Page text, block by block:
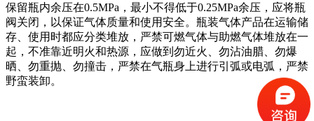
保留瓶内余压在0.5MPa，最小不得低于0.25MPa余压，应将瓶
阀关闭，以保证气体质量和使用安全。瓶装气体产品在运输储
存、使用时都应分类堆放，严禁可燃气体与助燃气体堆放在一
起，不准靠近明火和热源，应做到勿近火、勿沾油腊、勿爆
晒、勿重抛、勿撞击，严禁在气瓶身上进行引弧或电弧，严禁
野蛮装卸。